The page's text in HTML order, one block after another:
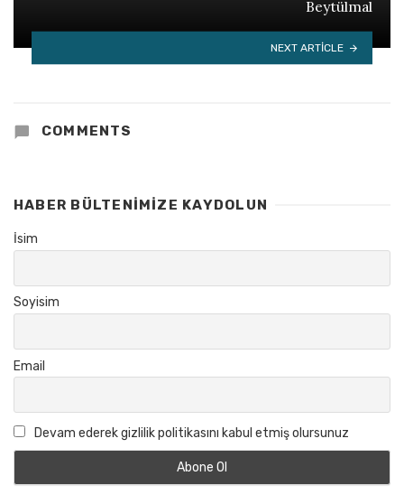
Beytülmal
NEXT ARTICLE
COMMENTS
HABER BÜLTENIMIZE KAYDOLUN
İsim
Soyisim
Email
Devam ederek gizlilik politikasını kabul etmiş olursunuz